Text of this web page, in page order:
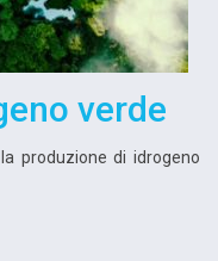
verde
produzione di idrogeno